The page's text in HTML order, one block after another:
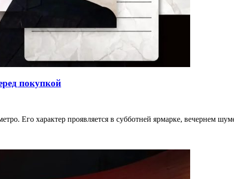
покупкой
Его характер проявляется в субботней ярмарке, вечернем